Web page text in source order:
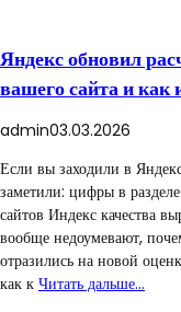
Яндекс обновил
вашего сайта и как
admin03.03.2026
Если вы заходили в
заметили: цифры в
сайтов Индекс качества
вообще недоумевают,
отразились на новой
как к Читать дальше…